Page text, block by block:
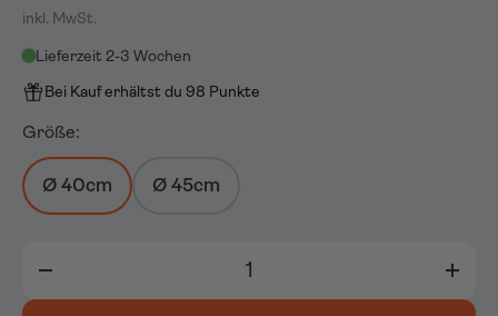
inkl. MwSt.
Lieferzeit 2-3 Wochen
Bei Kauf erhältst du 98 Punkte
Größe:
Ø 40cm Ø 45cm
+